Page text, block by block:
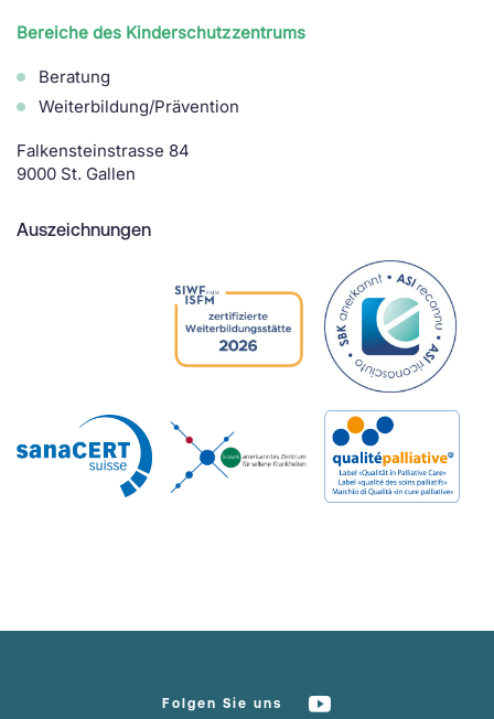
Bereiche des Kinderschutzzentrums
Beratung
Weiterbildung/Prävention
Falkensteinstrasse 84
9000 St. Gallen
Auszeichnungen
Folgen Sie uns